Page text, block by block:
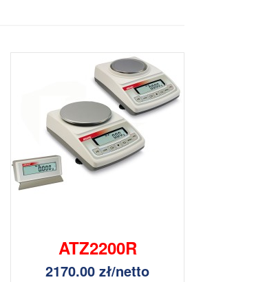
ATZ2200R
2170.00 zł/netto